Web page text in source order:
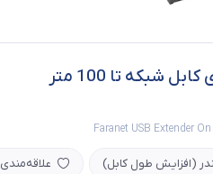
افزایش طول USB 2.0 روی کابل شبکه تا 100 متر
Faranet USB Extender
(افزایش طول کابل) علاقه‌مندی